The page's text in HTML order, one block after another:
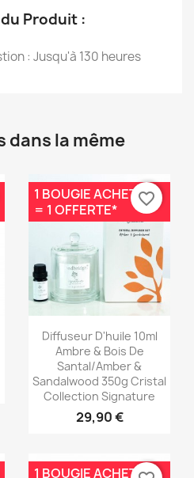
Produit :
: Jusqu'à 130 heures
dans la même
Aperçu rapide
Diffuseur D'huile 10ml
Ambre & Bois De
Santal/Amber &
Sandalwood 350g Cristal
Collection Signature
29,90 €
1 BOUGIE ACHETÉE
= 1 OFFERTE*
favorite_border
1 BOUGIE ACHETÉE